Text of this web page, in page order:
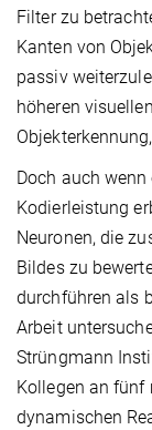
Filter zu
Kanten von
passiv
höheren
Doch auch
Kodierleistung
Neuronen, die
Bildes zu
durchführen als
Arbeit
Strüngmann
Kollegen an
dynamischen